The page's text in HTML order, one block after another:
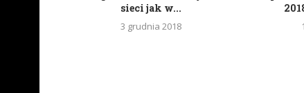
sieci jak w...
3 grudnia 2018